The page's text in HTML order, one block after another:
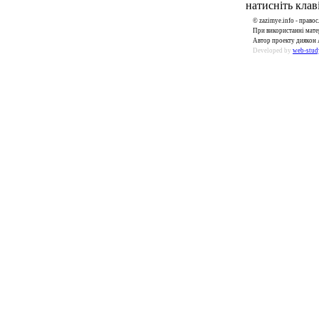
натисніть
© zazimye.info -
При використанні
Автор проекту диякон
Developed by web-